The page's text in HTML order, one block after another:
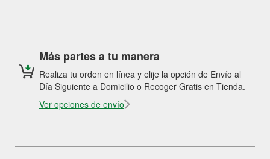
Más partes a tu manera
Realiza tu orden en línea y elije la opción de Envío al
Día Siguiente a Domicilio o Recoger Gratis en Tienda.
Ver opciones de envío